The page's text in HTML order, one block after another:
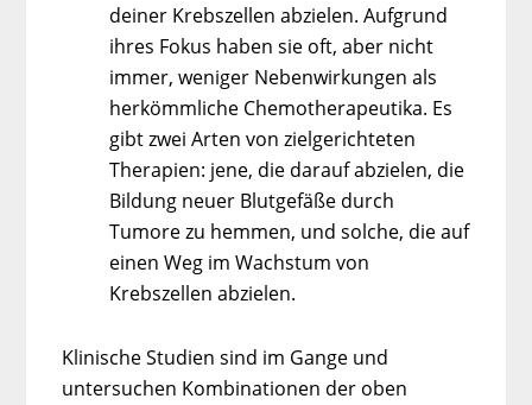
deiner Krebszellen abzielen. Aufgrund
ihres Fokus haben sie oft, aber nicht
immer, weniger Nebenwirkungen als
herkömmliche Chemotherapeutika. Es
gibt zwei Arten von zielgerichteten
Therapien: jene, die darauf abzielen, die
Bildung neuer Blutgefäße durch
Tumore zu hemmen, und solche, die auf
einen Weg im Wachstum von
Krebszellen abzielen.
Klinische Studien sind im Gange und
untersuchen Kombinationen der oben